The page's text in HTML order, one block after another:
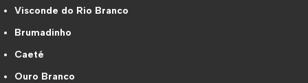
Visconde do Rio Branco
Brumadinho
Caeté
Ouro Branco